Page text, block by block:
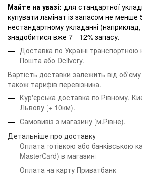
Майте на увазі: для стандартної
купувати ламінат із запасом не менше
нестандартному укладанні
знадобитися вже 7 - 12% запасу.
Доставка по Україні транспортною
Пошта або Delivery.
Вартість доставки залежить від об'єму
також тарифів перевізника.
Кур'єрська доставка по Рівному,
Львову (+ 10км).
Самовивіз з магазину (м.Рівне).
Детальніше про доставку
Оплата готівкою або банківською
MasterCard) в магазині
Оплата на карту Приватбанк